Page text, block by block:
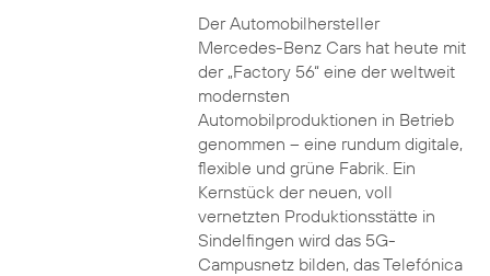
Der Automobilhersteller
Mercedes-Benz Cars hat heute mit
der „Factory 56“ eine der weltweit
modernsten
Automobilproduktionen in Betrieb
genommen – eine rundum digitale,
flexible und grüne Fabrik. Ein
Kernstück der neuen, voll
vernetzten Produktionsstätte in
Sindelfingen wird das 5G-
Campusnetz bilden, das Telefónica